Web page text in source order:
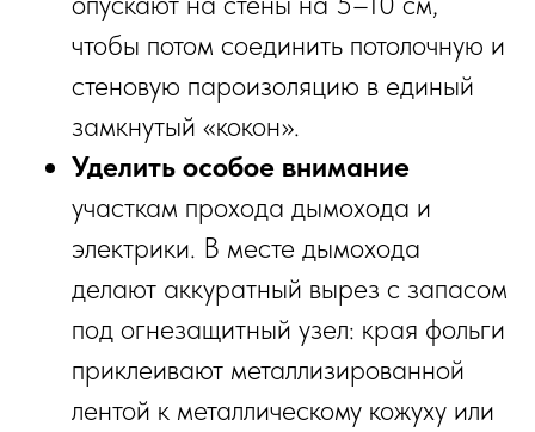
чтобы потом соединить потолочную и
стеновую пароизоляцию в единый
замкнутый «кокон».
Уделить особое внимание
участкам прохода дымохода и
электрики. В месте дымохода
делают аккуратный вырез с запасом
под огнезащитный узел: края фольги
приклеивают металлизированной
лентой к металлическому кожуху или